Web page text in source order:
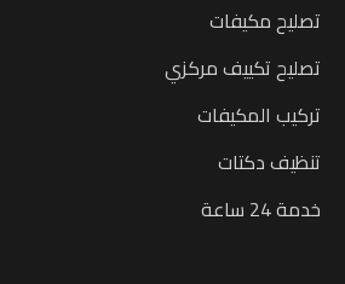
تصليح مكيفات
تصليح تكييف مركزي
تركيب المكيفات
تنظيف دكتات
خدمة 24 ساعة